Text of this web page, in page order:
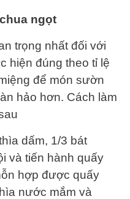
ngọt
trọng nhất đối với
hiện đúng theo tỉ lệ
để món sườn
hảo hơn. Cách làm
dấm, 1/3 bát
và tiến hành quấy
hợp được quấy
nước mắm và